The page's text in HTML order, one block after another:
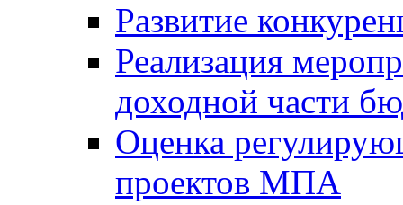
Развитие
Реализация
доходной части
Оценка
проектов МПА